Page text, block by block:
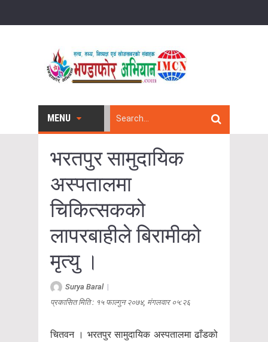
MENU
भरतपुर सामुदायिक
अस्पतालमा
चिकित्सकको
लापरबाहीले बिरामीको
मृत्यु ।
Surya Baral|
प्रकासित मिति : १५ फाल्गुन २०७४, मंगलवार ०५:२६
चितवन । भरतपुर सामुदायिक अस्पतालमा ढाँडको